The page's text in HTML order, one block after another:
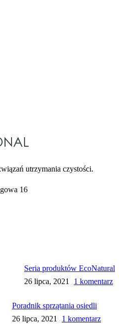
utrzymania czystości.
16
Seria produktów EcoNatural
26 lipca, 2021
1 komentarz
Poradnik sprzątania osiedli
26 lipca, 2021
1 komentarz